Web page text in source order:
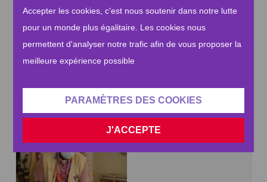
Accepter les cookies, c'est nous soutenir dans notre lutte
pour un monde plus égalitaire. Les cookies nous
permettent d'analyser notre trafic afin de vous proposer la
meilleure expérience possible
PARAMÈTRES DES COOKIES
J'ACCEPTE
nous à fournir 11 millions de repas chauds aux
habitants.
FAIRE UN DON
Repas chauds pour
le Soudan